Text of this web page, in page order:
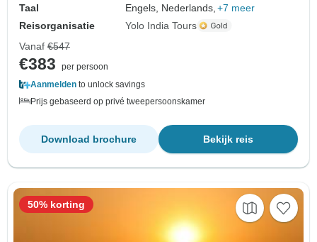
Taal
Engels, Nederlands, +7 meer
Reisorganisatie
Yolo India Tours
Vanaf €547
€383
per persoon
Aanmelden to unlock savings
Prijs gebaseerd op privé tweepersoonskamer
Bekijk reis
Download brochure
50% korting